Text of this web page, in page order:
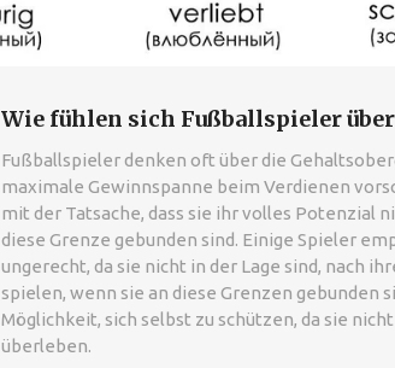
Wie fühlen sich Fußballspieler
Fußballspieler denken oft über die
maximale Gewinnspanne beim Verdienen
mit der Tatsache, dass sie ihr volles Potenzial
diese Grenze gebunden sind. Einige Spieler
ungerecht, da sie nicht in der Lage sind, nach
spielen, wenn sie an diese Grenzen gebunden
Möglichkeit, sich selbst zu schützen, da sie
überleben.